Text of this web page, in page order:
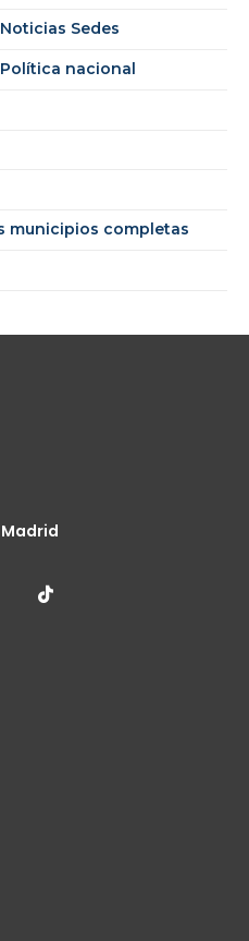
Sedes
nacional
municipios completas
Madrid